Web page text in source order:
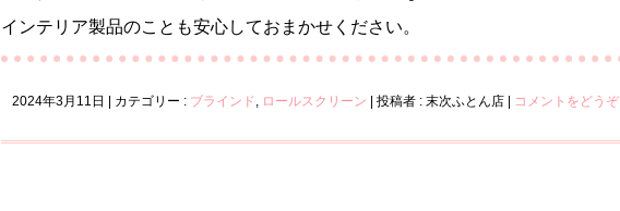
インテリア製品のことも安心しておまかせください。
2024年3月11日 カテゴリー : ブラインド, ロールスクリーン 投稿者 : 末次ふとん店 コメントをどうぞ